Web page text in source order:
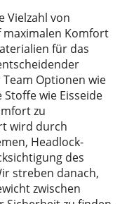
Vielzahl von
maximalen Komfort
für das
Optionen wie
wie Eisseide
zu
wird durch
Headlock-
des
streben danach,
zwischen